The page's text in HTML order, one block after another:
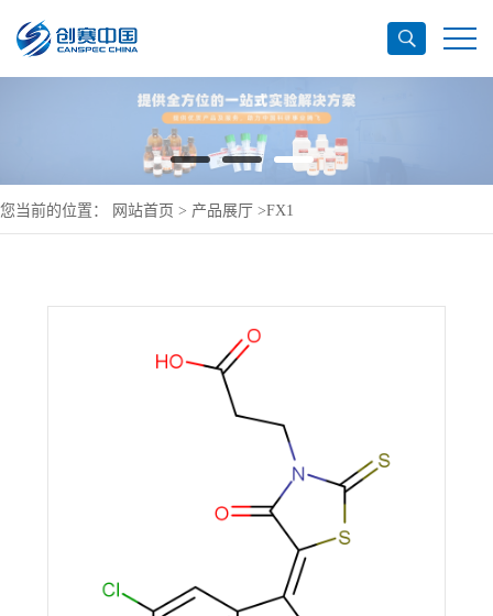
您当前的位置： 网站首页 > 产品展厅 >FX1